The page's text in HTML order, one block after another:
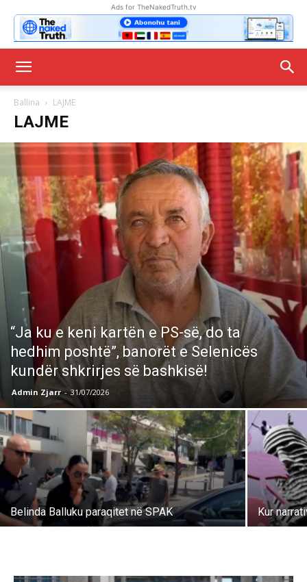
Ads for TheNakedTruth.tv
Ballina LAJME
LAJME
“Ja ku e keni kartën e PS-së, do ta
hedhim poshtë”, banorët e Selenicës
kundër shkrirjes së bashkisë!
Admin Zjarr - 31/07/2026
Belinda Balluku paraqitet në SPAK Kur